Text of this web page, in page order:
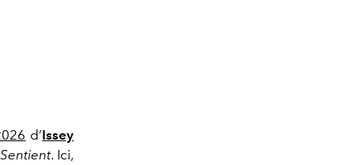
d’Issey
. Ici,